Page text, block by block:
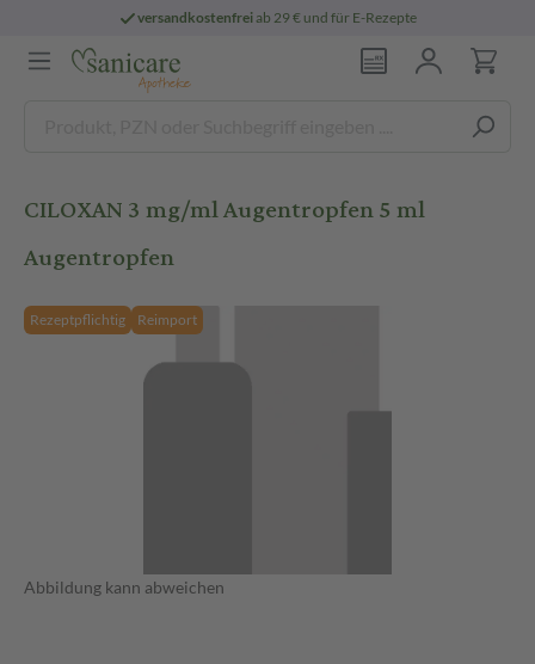
versandkostenfreiab 29 € und für E-Rezepte
CILOXAN 3 mg/ml Augentropfen 5 ml
Augentropfen
Rezeptpflichtig Reimport
Abbildung kann abweichen